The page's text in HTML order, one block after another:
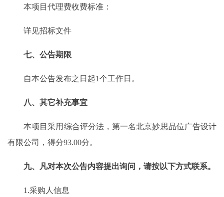
本项目代理费收费标准：
详见招标文件
七、公告期限
自本公告发布之日起1个工作日。
八、其它补充事宜
本项目采用综合评分法，第一名北京妙思品位广告设计
有限公司，得分93.00分。
九、凡对本次公告内容提出询问，请按以下方式联系。
1.采购人信息